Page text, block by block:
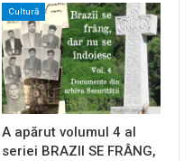
Cultură
A apărut volumul 4 al
seriei BRAZII SE FRÂNG,